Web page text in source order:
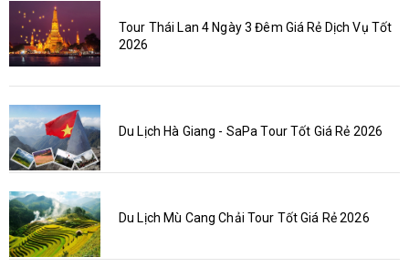
Tour Thái Lan 4 Ngày 3 Đêm Giá Rẻ Dịch Vụ Tốt
2026
Du Lịch Hà Giang - SaPa Tour Tốt Giá Rẻ 2026
Du Lịch Mù Cang Chải Tour Tốt Giá Rẻ 2026